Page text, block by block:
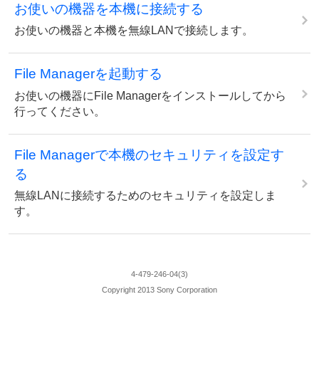
お使いの機器を本機に接続する
お使いの機器と本機を無線LANで接続します。
File Managerを起動する
お使いの機器にFile Managerをインストールしてから
行ってください。
File Managerで本機のセキュリティを設定す
る
無線LANに接続するためのセキュリティを設定しま
す。
4-479-246-04(3)
Copyright 2013 Sony Corporation